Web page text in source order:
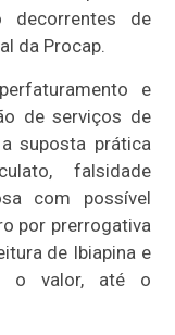
de
da Procap.
e
de serviços de
suposta prática
falsidade
com possível
por prerrogativa
de Ibiapina e
o valor, até o